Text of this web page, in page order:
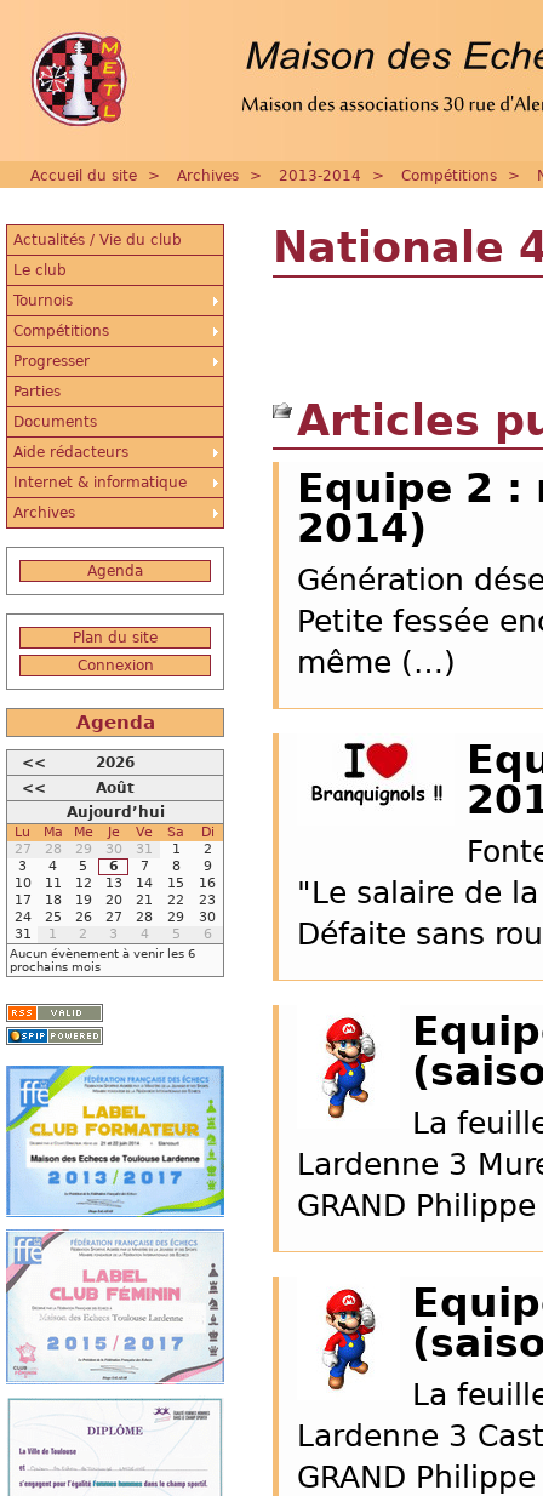
Accueil du site > Archives > 2013-2014 > Compétitions >
Nationale
Articles
Equipe 2 :
2014)
Génération
Petite fessée
même (…)
"Le salaire de
Défaite sans
La
Lardenne 3
GRAND
La
Lardenne 3
GRAND
Actualités / Vie du club
Le club
Tournois
Compétitions
Progresser
Parties
Documents
Aide rédacteurs
Internet & informatique
Archives
Agenda
Plan du site
Connexion
Agenda
<<
2026
<<
Août
Aujourd’hui
Lu Ma Me Je Ve Sa
Di
27
28 29 30 31 1
2
3
4 5 6 7 8
9
10
11 12 13 14 15
16
17
18 19 20 21 22
23
24
25 26 27 28 29
30
31
1 2 3 4 5 6
Aucun évènement à venir les 6
prochains mois